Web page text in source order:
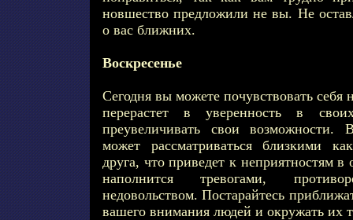
новшество предложили не вы. Не
о вас ближних.
Воскресенье
Сегодня вы можете почувствовать себя
перерастет в уверенность в
преувеличивать свои возможности.
может рассматриваться близкими
друга, что приведет к неприятностям
наполнится тревогами,
недовольством. Постарайтесь
вашего внимания людей и окружать их